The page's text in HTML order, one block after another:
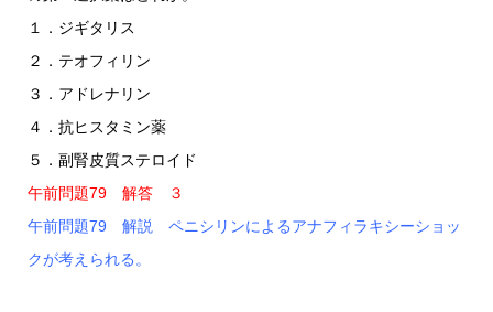
１．ジギタリス
２．テオフィリン
３．アドレナリン
４．抗ヒスタミン薬
５．副腎皮質ステロイド
午前問題79 解答 ３
午前問題79 解説 ペニシリンによるアナフィラキシーショッ
クが考えられる。